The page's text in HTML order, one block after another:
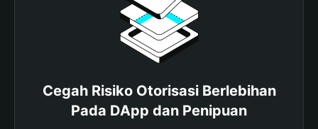
Cegah Risiko Otorisasi Berlebihan
Pada DApp dan Penipuan